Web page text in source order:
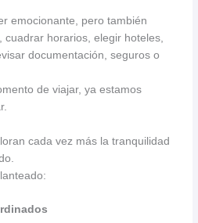
emocionante, pero también
horarios, elegir hoteles,
documentación, seguros o
de viajar, ya estamos
cada vez más la tranquilidad